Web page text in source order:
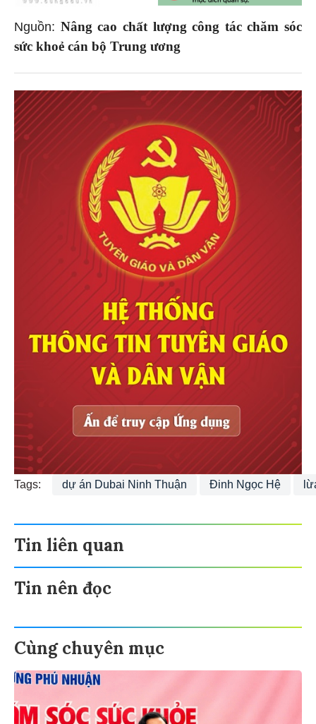
Nguồn: Nâng cao chất lượng công tác chăm sóc
sức khoẻ cán bộ Trung ương
Tags: dự án Dubai Ninh Thuận Đinh Ngọc Hệ
Tin liên quan
Tin nên đọc
Cùng chuyên mục